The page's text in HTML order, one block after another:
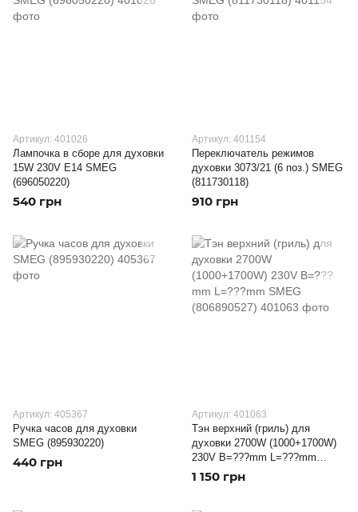
Артикул: 401026
Лампочка в сборе для духовки
15W 230V E14 SMEG
(696050220)
540 грн
Артикул: 401154
Переключатель режимов
духовки 3073/21 (6 поз.) SMEG
(811730118)
910 грн
Артикул: 405367
Ручка часов для духовки
SMEG (895930220)
440 грн
Артикул: 401063
Тэн верхний (гриль) для
духовки 2700W (1000+1700W)
230V B=???mm L=???mm
SMEG (806890527)
1 150 грн